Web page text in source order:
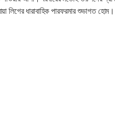
লিগের ধারাবাহিক পারফরমার শুভাগত হোম।